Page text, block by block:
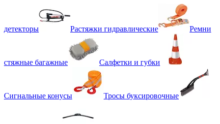
детекторы Растяжки гидравлические Ремни
стяжные багажные Салфетки и губки
Сигнальные конусы Тросы буксировочные